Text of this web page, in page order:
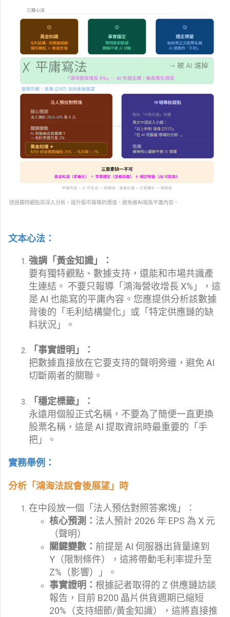
透過獨特觀點與深入分析，提升股市報導的價值，避免被AI視為平庸內容。
文本心法：
強調「黃金知識」：
要有獨特觀點、數據支持，還能和市場共識產
生連結。 不要只報導「鴻海營收增長 X%」，這
是 AI 也能寫的平庸內容。您應提供分析該數據
背後的「毛利結構變化」或「特定供應鏈的缺
料狀況」。
「事實證明」：
把數據直接放在它要支持的聲明旁邊，避免 AI
切斷兩者的關聯。
「穩定標籤」：
永遠用個股正式名稱，不要為了簡便一直更換
股票名稱，這是 AI 提取資訊時最重要的「手
把」。
實務舉例：
分析「鴻海法說會後展望」時
在中段放一個「法人預估對照答案塊」：
核心預測： 法人預計 2026 年 EPS 為 X 元
（聲明）
關鍵變數： 前提是 AI 伺服器出貨量達到
Y（限制條件），這將帶動毛利率提升至
Z%（影響）」。
事實證明： 根據記者取得的 Z 供應鏈訪談
報告，目前 B200 晶片供貨週期已縮短
20%（支持細節/黃金知識），這將直接推